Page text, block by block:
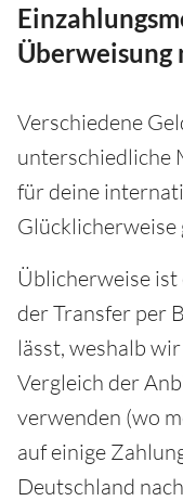
Überweisung
Verschiedene
unterschiedliche
für deine
Glücklicherweise
Üblicherweise ist
der Transfer per
lässt, weshalb
Vergleich der
verwenden (wo
auf einige
Deutschland